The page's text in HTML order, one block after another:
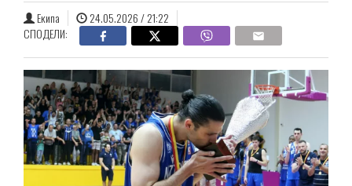
Екипа
24.05.2026 / 21:22
СПОДЕЛИ: